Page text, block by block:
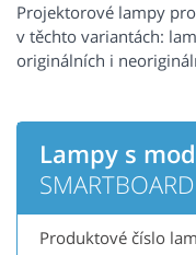
Projektorové lampy
v těchto variantách:
originálních i
Lampy s
Produktové číslo